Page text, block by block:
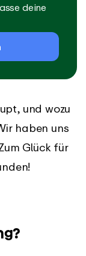
deine
und wozu
haben uns
Glück für